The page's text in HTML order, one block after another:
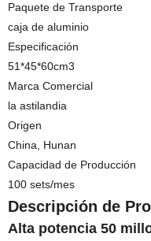
Paquete de Transporte
caja de aluminio
Especificación
51*45*60cm3
Marca Comercial
la astilandia
Origen
China, Hunan
Capacidad de Producción
100 sets/mes
Descripción de
Alta potencia 50